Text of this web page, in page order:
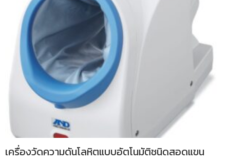
เครื่องวัดความดันโลหิตแบบอัตโนมัติชนิดสอดแขน